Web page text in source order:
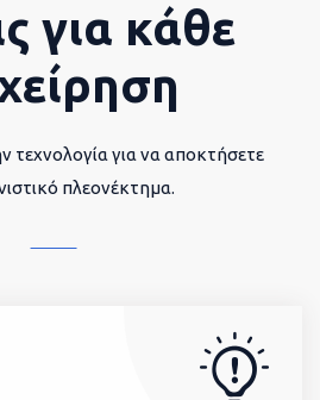
για κάθε
τεχνολογία για να αποκτήσετε
πλεονέκτημα.